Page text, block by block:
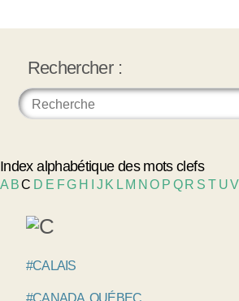
Rechercher :
Index alphabétique des mots clefs
A BC D E FG H J K L M NO P Q R S T U
#CALAIS